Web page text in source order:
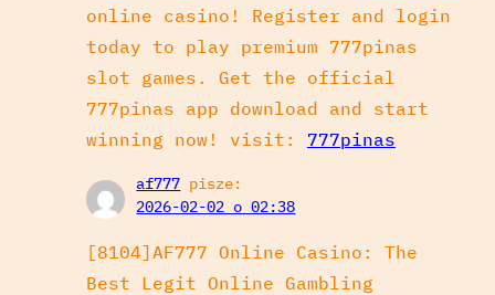
online casino! Register and login
today to play premium 777pinas
slot games. Get the official
777pinas app download and start
winning now! visit: 777pinas
af777 pisze:
2026-02-02 o 02:38
[8104]AF777 Online Casino: The
Best Legit Online Gambling